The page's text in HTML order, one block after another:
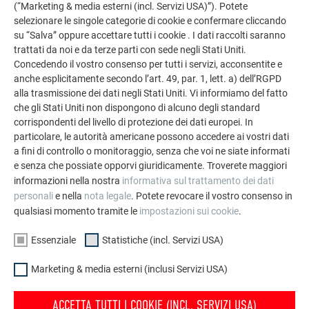
RITORNA ALLA GALLERIA RISTRUTTURAZIONI
Rifacimento delle facciate con PREFA
(“Marketing & media esterni (incl. Servizi USA)”). Potete
selezionare le singole categorie di cookie e confermare cliccando
su “Salva” oppure accettare tutti i cookie . I dati raccolti saranno
trattati da noi e da terze parti con sede negli Stati Uniti.
Concedendo il vostro consenso per tutti i servizi, acconsentite e
anche esplicitamente secondo l’art. 49, par. 1, lett. a) dell’RGPD
alla trasmissione dei dati negli Stati Uniti. Vi informiamo del fatto
che gli Stati Uniti non dispongono di alcuno degli standard
corrispondenti del livello di protezione dei dati europei. In
particolare, le autorità americane possono accedere ai vostri dati
a fini di controllo o monitoraggio, senza che voi ne siate informati
e senza che possiate opporvi giuridicamente. Troverete maggiori
informazioni nella nostra informativa sul trattamento dei dati
personalie nella nota legale. Potete revocare il vostro consenso in
qualsiasi momento tramite le impostazioni sui cookie.
Essenziale Statistiche (incl. Servizi USA)
Marketing & media esterni (inclusi Servizi USA)
ACCETTA TUTTI I COOKIE (INCL. SERVIZI USA)